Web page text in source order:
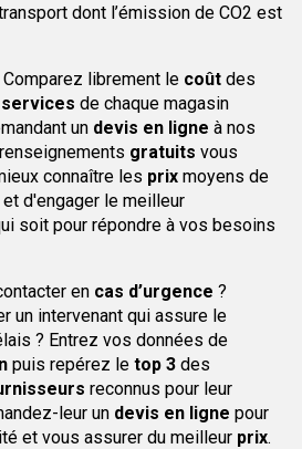
dont l’émission de CO2 est
Comparez librement le coût des
services de chaque magasin
un devis en ligne à nos
gratuits vous
connaître les prix moyens de
d'engager le meilleur
soit pour répondre à vos besoins
en cas d’urgence ?
un intervenant qui assure le
? Entrez vos données de
puis repérez le top 3 des
reconnus pour leur
leur un devis en ligne pour
et vous assurer du meilleur prix.